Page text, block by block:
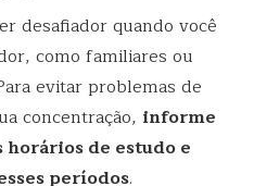
desafiador quando você
como familiares ou
evitar problemas de
concentração, informe
horários de estudo e
períodos.